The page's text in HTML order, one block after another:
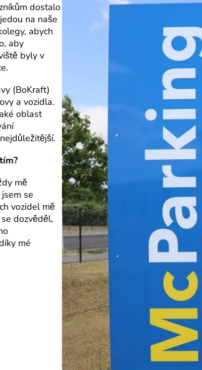
dostalo
na naše
abych
aby
byly v
(BoKraft)
a vozidla.
oblast
mě
se
vozidel mě
dozvěděl,
mé